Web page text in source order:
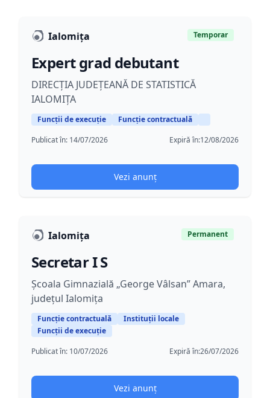
Ialomița Temporar
Expert grad debutant
DIRECȚIA JUDEȚEANĂ DE STATISTICĂ
IALOMIȚA
Funcții de execuție
Funcție contractuală
Publicat în: 14/07/2026 Expiră în:12/08/2026
Vezi anunț
Ialomiţa Permanent
Secretar I S
Şcoala Gimnazială „George Vâlsan” Amara,
județul Ialomița
Funcție contractuală
Instituții locale
Funcții de execuție
Publicat în: 10/07/2026 Expiră în:26/07/2026
Vezi anunț